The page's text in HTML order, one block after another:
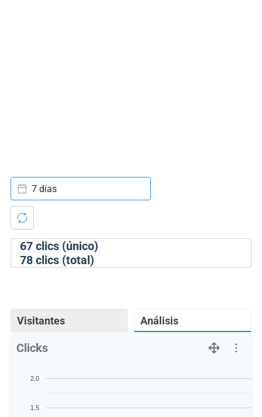
67clics (único)
78clics (total)
7 días
Visitantes Análisis
Clicks
1.5
2.0